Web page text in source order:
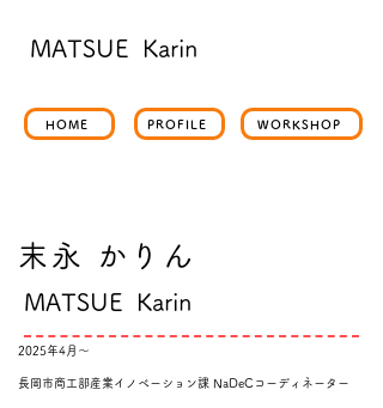
​MATSUE Karin
HOME PROFILE WORKSHOP
​末永 かりん
​MATSUE Karin
2025年4月〜
長岡市商工部産業イノベーション課 NaDeCコーディネーター